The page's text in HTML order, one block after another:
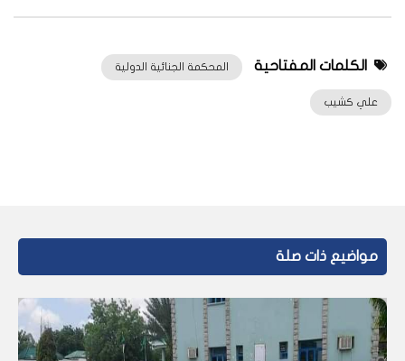
الكلمات المفتاحية المحكمة الجنائية الدولية
علي كشيب
مواضيع ذات صلة